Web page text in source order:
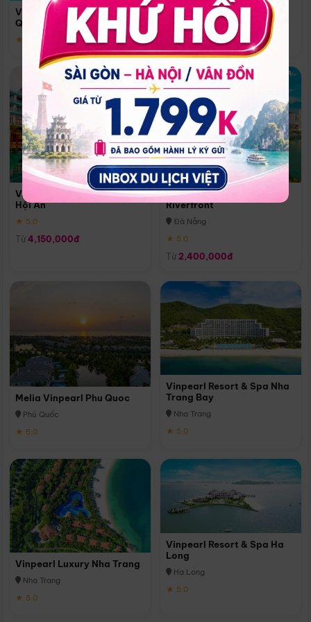
Vinpearl Resort & Spa Phu
Quoc
★ 5.0
Quoc
Phú Quốc
★ 5.0
Vinpearl Resort & Golf Nam
Hội An
★ 5.0
Từ 4,150,000đ
Melia Vinpearl Danang
Riverfront
Đà Nẵng
★ 5.0
Từ 2,400,000đ
Melia Vinpearl Phu Quoc
Phú Quốc
★ 5.0
Vinpearl Resort & Spa Nha
Trang Bay
Nha Trang
★ 5.0
Vinpearl Luxury Nha Trang
Nha Trang
★ 5.0
Vinpearl Resort & Spa Ha
Long
Hạ Long
★ 5.0